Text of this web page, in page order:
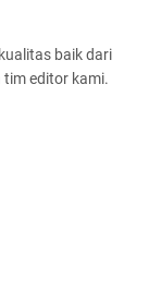
baik dari
tim editor kami.